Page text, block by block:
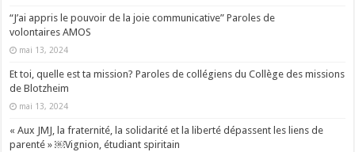
“J’ai appris le pouvoir de la joie communicative” Paroles de
volontaires AMOS
mai 13, 2024
Et toi, quelle est ta mission? Paroles de collégiens du Collège des missions
de Blotzheim
mai 13, 2024
« Aux JMJ, la fraternité, la solidarité et la liberté dépassent les liens de
parenté » ￼Vignion, étudiant spiritain